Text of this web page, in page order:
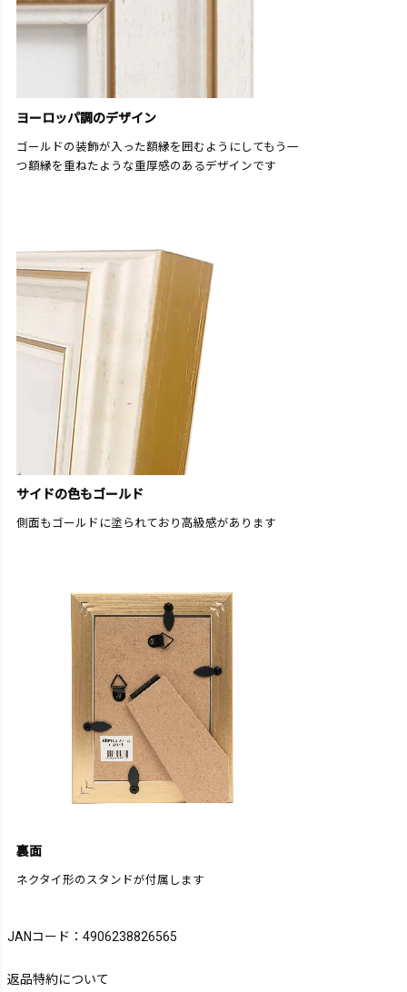
ヨーロッパ調のデザイン
ゴールドの装飾が入った額縁を囲むようにしてもう一
つ額縁を重ねたような重厚感のあるデザインです
サイドの色もゴールド
側面もゴールドに塗られており高級感があります
裏面
ネクタイ形のスタンドが付属します
JANコード：4906238826565
返品特約について